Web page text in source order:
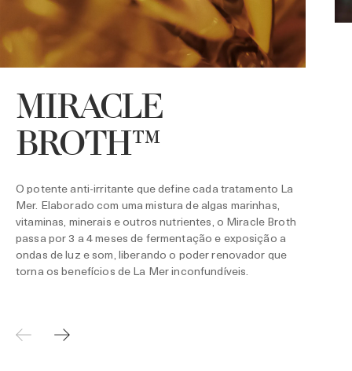
MIRACLE
BROTH™
O potente anti-irritante que define cada tratamento La
Mer. Elaborado com uma mistura de algas marinhas,
vitaminas, minerais e outros nutrientes, o Miracle Broth
passa por 3 a 4 meses de fermentação e exposição a
ondas de luz e som, liberando o poder renovador que
torna os benefícios de La Mer inconfundíveis.